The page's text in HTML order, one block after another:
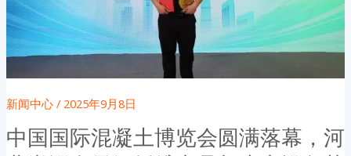
新闻中心/ 2025年9月8日
中国国际混凝土博览会圆满落幕，河